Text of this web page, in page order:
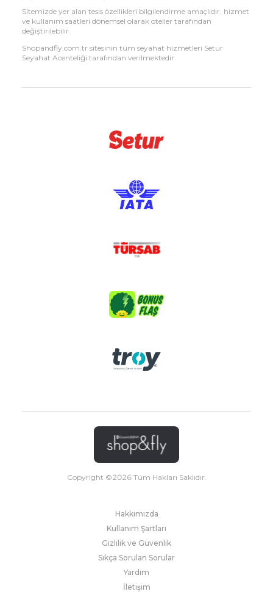
Sitemizde yer alan tesis özellikleri bilgilendirme amaçlıdır, hizmet
ve kullanım saatleri dönemsel olarak oteller tarafından
değiştirilebilir.
Shopandfly.com.tr sitesinin tüm seyahat hizmetleri Setur
Seyahat Acenteliği tarafından verilmektedir.
Copyright ©2026Tüm Hakları Saklıdır.
Hakkımızda
Kullanım Şartları
Gizlilik ve Güvenlik
Sıkça Sorulan Sorular
Yardım
İletişim